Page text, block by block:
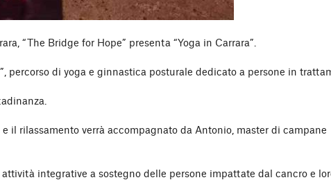
“The Bridge for Hope” presenta “Yoga in Carrara”.
percorso di yoga e ginnastica posturale dedicato a persone in
il rilassamento verrà accompagnato da Antonio, master di campane
integrative a sostegno delle persone impattate dal cancro e